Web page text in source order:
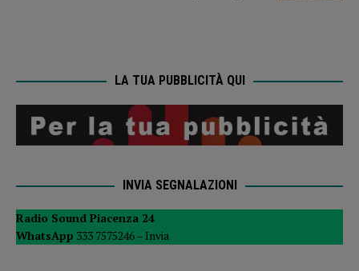
LA TUA PUBBLICITÀ QUI
INVIA SEGNALAZIONI
Radio Sound Piacenza 24
WhatsApp 333 7575246 – Invia